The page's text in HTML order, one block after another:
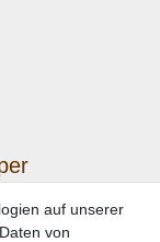
auf unserer
von